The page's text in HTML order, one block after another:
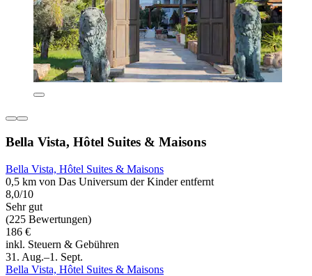
Bella Vista, Hôtel Suites & Maisons
Bella Vista, Hôtel Suites & Maisons
0,5 km von Das Universum der Kinder entfernt
8,0/10
Sehr gut
(225 Bewertungen)
186 €
inkl. Steuern & Gebühren
31. Aug.–1. Sept.
Bella Vista, Hôtel Suites & Maisons